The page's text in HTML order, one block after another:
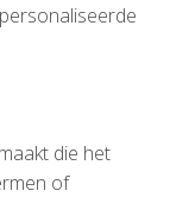
die het
of